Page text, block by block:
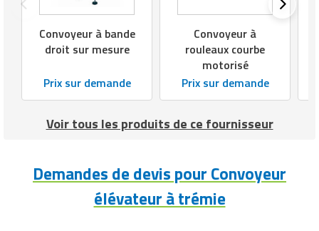
Matériel de musculation
Vêtement sportif
Rôtisserie professionnelle
Sautause professionnelle
Table de cuisson professionnelle
Tables de préparation réfrigérées
Vaisselle restaurant
Convoyeur à bande
droit sur mesure
Prix sur demande
Convoyeur à
rouleaux courbe
motorisé
Prix sur demande
Voir tous les produits de ce fournisseur
Demandes de devis pour Convoyeur
élévateur à trémie